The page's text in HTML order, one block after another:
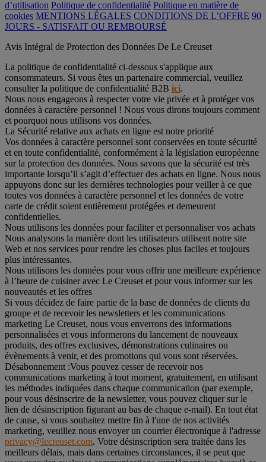
d’utilisation Politique de confidentialité Politique en matière de
cookies MENTIONS LÉGALES CONDITIONS DE L’OFFRE 90
JOURS - SATISFAIT OU REMBOURSÉ
Avis Intégral de Protection des Données De Le Creuset
La politique de confidentialité ci-dessous s'applique aux
consommateurs. Si vous êtes un partenaire commercial, veuillez
consulter la politique de confidentialité B2B ici.
Nous nous engageons à respecter votre vie privée et à protéger vos
données à caractère personnel ! Nous vous dirons toujours comment
et pourquoi nous utilisons vos données.
La Sécurité relative aux achats en ligne est notre priorité
Vos données à caractère personnel sont conservées en toute sécurité
et en toute confidentialité, conformément à la législation européenne
sur la protection des données. Nous savons que la sécurité est très
importante lorsqu’il s’agit d’effectuer des achats en ligne. Nous nous
appuyons donc sur les dernières technologies pour veiller à ce que
toutes vos données à caractère personnel et les données de votre
carte de crédit soient entièrement protégées et demeurent
confidentielles.
Nous utilisons les données pour faciliter et personnaliser vos achats
Nous analysons la manière dont les utilisateurs utilisent notre site
Web et nos services pour rendre les choses plus faciles et toujours
plus intéressantes.
Nous utilisons les données pour vous offrir une meilleure expérience
à l’heure de cuisiner avec Le Creuset et pour vous informer sur les
nouveautés et les offres
Si vous décidez de faire partie de la base de données de clients du
groupe et de recevoir les newsletters et les communications
marketing Le Creuset, nous vous enverrons des informations
personnalisées et vous informerons du lancement de nouveaux
produits, des offres exclusives, démonstrations culinaires ou
évènements à venir, et des promotions qui vous sont réservées.
Désabonnement :Vous pouvez cesser de recevoir nos
communications marketing à tout moment, gratuitement, en utilisant
les méthodes indiquées dans chaque communication (par exemple,
pour vous désinscrire de la newsletter, vous pouvez cliquer sur le
lien de désinscription figurant au bas de chaque e-mail). En tout état
de cause, si vous souhaitez mettre fin à l'une de nos activités
marketing, veuillez nous envoyer un courrier électronique à l'adresse
privacy@lecreuset.com. Votre désinscription sera traitée dans les
meilleurs délais, mais dans certaines circonstances, il se peut que